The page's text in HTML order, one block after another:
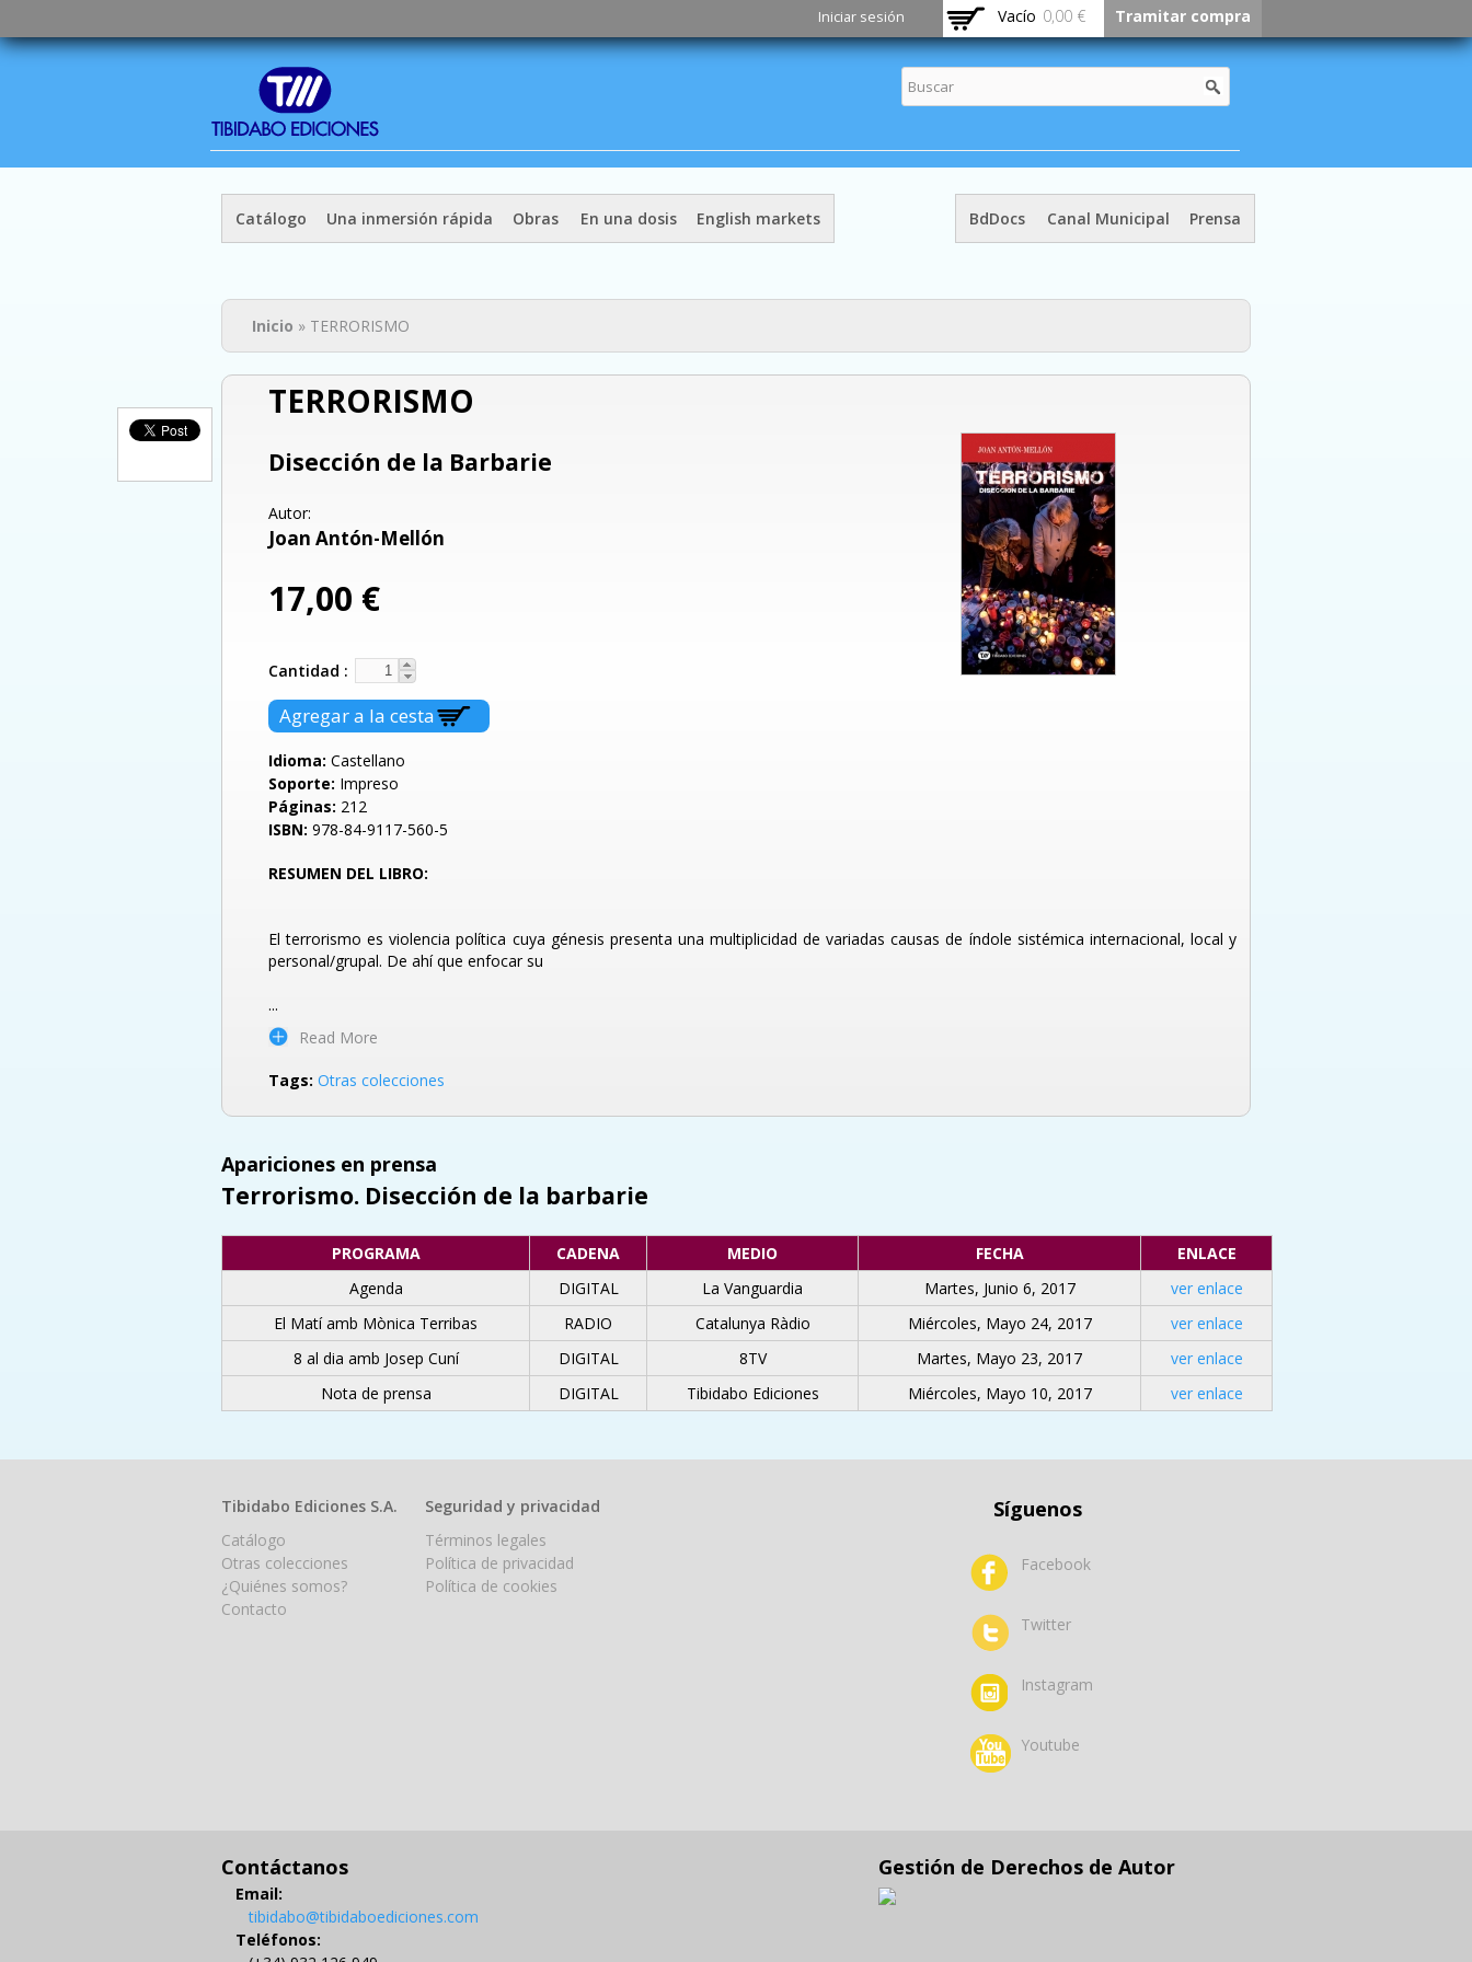
contenido
principal
Iniciar sesión Vacío 0,00 € Tramitar compra
Catálogo Una inmersión rápida Obras En una dosis English markets BdDocs Canal Municipal Prensa
Usted está aquí
Inicio » TERRORISMO
TERRORISMO
Disección de la Barbarie
Autor:
Joan Antón-Mellón
17,00 €
Cantidad
Idioma: Castellano
Soporte: Impreso
Páginas: 212
ISBN: 978-84-9117-560-5
RESUMEN DEL LIBRO:
El terrorismo es violencia política cuya génesis presenta una multiplicidad de variadas causas de índole sistémica internacional, local y
personal/grupal. De ahí que enfocar su
...
Read More
Tags: Otras colecciones
Apariciones en prensa
Terrorismo. Disección de la barbarie
PROGRAMA CADENA MEDIO FECHA
ENLACE
Agenda
DIGITAL La Vanguardia Martes, Junio 6, 2017
ver enlace
El Matí amb Mònica Terribas
RADIO Catalunya Ràdio Miércoles, Mayo 24, 2017
ver enlace
8 al dia amb Josep Cuní
DIGITAL 8TV Martes, Mayo 23, 2017
ver enlace
Nota de prensa
DIGITAL Tibidabo Ediciones Miércoles, Mayo 10, 2017 ver enlace
Tibidabo Ediciones S.A.
Catálogo
Otras colecciones
¿Quiénes somos?
Contacto
Seguridad y privacidad
Términos legales
Política de privacidad
Política de cookies
Síguenos
Facebook
Twitter
Instagram
Youtube
Contáctanos
Email:
tibidabo@tibidaboediciones.com
Teléfonos:
Gestión de Derechos de Autor